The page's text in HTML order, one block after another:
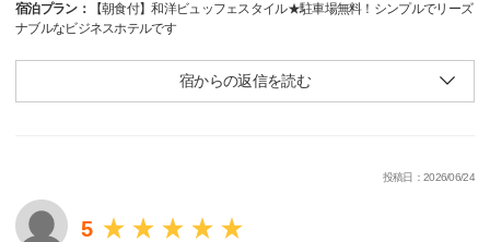
宿泊プラン：
【朝食付】和洋ビュッフェスタイル★駐車場無料！シンプルでリーズ
ナブルなビジネスホテルです
宿からの返信を読む
投稿日：2026/06/24
5